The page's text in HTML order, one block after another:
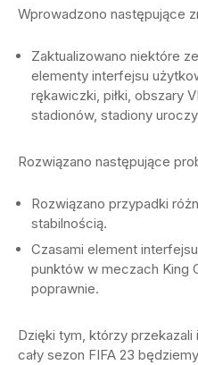
Wprowadzono następujące
Zaktualizowano niektóre
elementy interfejsu
rękawiczki, piłki, obszary
stadionów, stadiony
Rozwiązano następujące
Rozwiązano przypadki
stabilnością.
Czasami element
punktów w meczach King
poprawnie.
Dzięki tym, którzy
cały sezon FIFA 23